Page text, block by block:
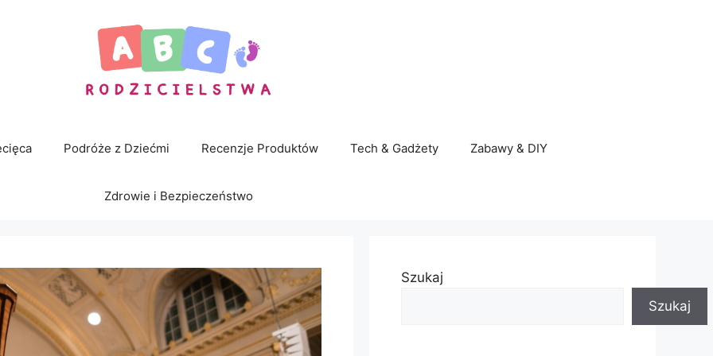
Podróże z Dziećmi Recenzje Produktów Tech & Gadżety Zabawy & DIY
Zdrowie i Bezpieczeństwo
Szukaj
Szukaj